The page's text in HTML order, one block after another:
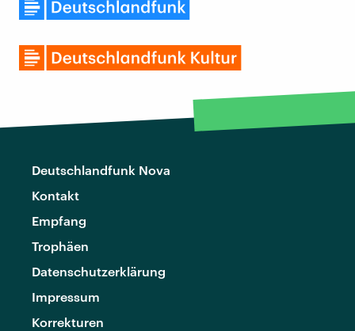
Deutschlandfunk Nova
Kontakt
Empfang
Trophäen
Datenschutzerklärung
Impressum
Korrekturen